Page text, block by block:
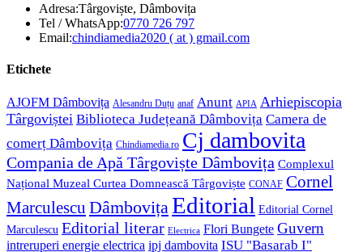
Adresa:Târgoviște, Dâmbovița
Tel / WhatsApp:0770 726 797Opens
in
Email:chindiamedia2020 ( at ) gmail.comOpens
Etichete
AJOFM Dâmbovița Alesandru Duțu anaf Anunt APIA Arhiepiscopia
Târgoviștei Biblioteca Județeană Dâmbovița Camera de
comerț Dâmbovița Chindiamedia.ro Cj dambovita
Compania de Apă Târgoviște Dâmbovița Complexul
Național Muzeal Curtea Domnească Târgoviște CONAF Cornel
Marculescu DâmbovițaEditorial Editorial Cornel
Marculescu Editorial literar Electrica Flori Bungete Guvern
intreruperi energie electrica ipj dambovita ISU "Basarab I"